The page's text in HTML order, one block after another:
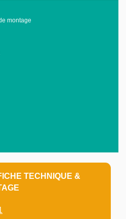
montage
TECHNIQUE &